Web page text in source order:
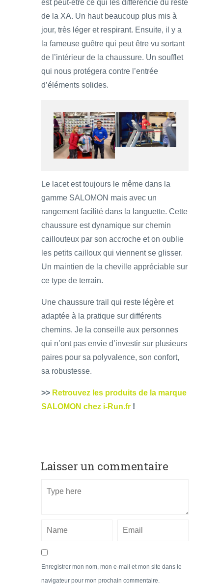
est peut-être ce qui les différencie du reste
de la XA. Un haut beaucoup plus mis à
jour, très léger et respirant. Ensuite, il y a
la fameuse guêtre qui peut être vu sortant
de l’intérieur de la chaussure. Un soufflet
qui nous protégera contre l’entrée
d’éléments solides.
Le lacet est toujours le même dans la
gamme SALOMON mais avec un
rangement facilité dans la languette. Cette
chaussure est dynamique sur chemin
caillouteux par son accroche et on oublie
les petits cailloux qui viennent se glisser.
Un maintien de la cheville appréciable sur
ce type de terrain.
Une chaussure trail qui reste légère et
adaptée à la pratique sur différents
chemins. Je la conseille aux personnes
qui n’ont pas envie d’investir sur plusieurs
paires pour sa polyvalence, son confort,
sa robustesse.
>> Retrouvez les produits de la marque
SALOMON chez i-Run.fr !
Laisser un commentaire
Enregistrer mon nom, mon e-mail et mon site dans le
navigateur pour mon prochain commentaire.